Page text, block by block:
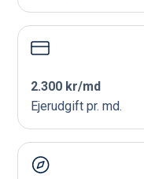
2.300 kr/md
Ejerudgift pr. md.